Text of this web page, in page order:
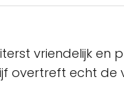
vriendelijk en
overtreft echt de